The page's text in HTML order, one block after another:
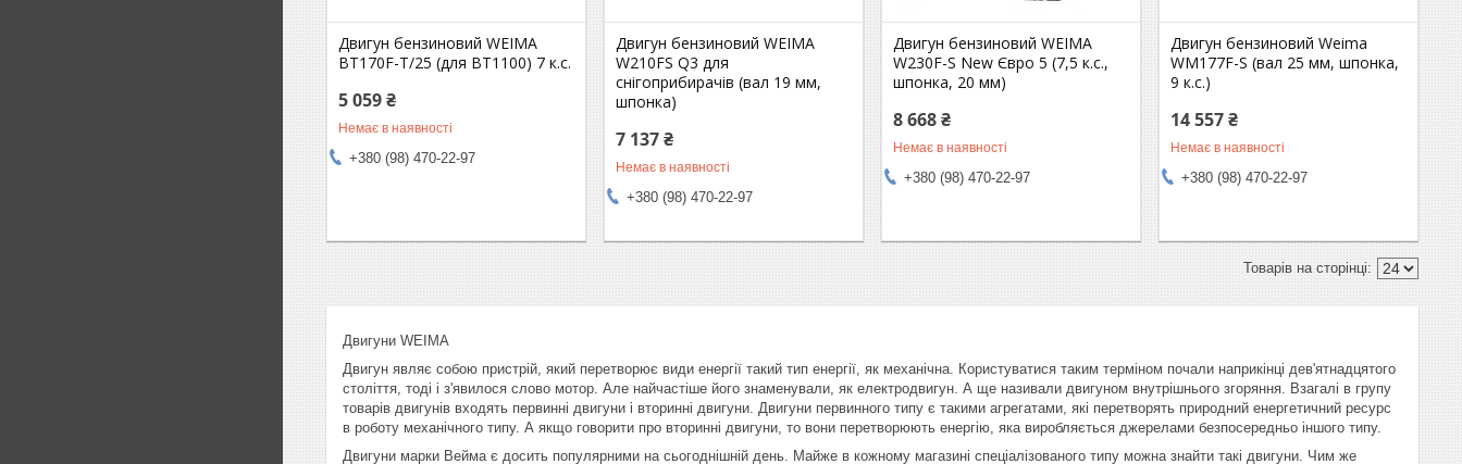
Двигун бензиновий WEIMA
BT170F-Т/25 (для BT1100) 7 к.с.
5 059 ₴
Немає в наявності
+380 (98) 470-22-97
Двигун бензиновий WEIMA
W210FS Q3 для
снігоприбирачів (вал 19 мм,
шпонка)
7 137 ₴
Немає в наявності
+380 (98) 470-22-97
Двигун бензиновий WEIMA
W230F-S New Євро 5 (7,5 к.с.,
шпонка, 20 мм)
8 668 ₴
Немає в наявності
+380 (98) 470-22-97
Двигун бензиновий Weima
WM177F-S (вал 25 мм, шпонка,
9 к.с.)
14 557 ₴
Немає в наявності
+380 (98) 470-22-97
Двигуни WEIMA
Двигун являє собою пристрій, який перетворює види енергії такий тип енергії, як механічна. Користуватися таким терміном почали наприкінці дев'ятнадцятого
століття, тоді і з'явилося слово мотор. Але найчастіше його знаменували, як електродвигун. А ще називали двигуном внутрішнього згоряння. Взагалі в групу
товарів двигунів входять первинні двигуни і вторинні двигуни. Двигуни первинного типу є такими агрегатами, які перетворять природний енергетичний ресурс
в роботу механічного типу. А якщо говорити про вторинні двигуни, то вони перетворюють енергію, яка виробляється джерелами безпосередньо іншого типу.
Двигуни марки Вейма є досить популярними на сьогоднішній день. Майже в кожному магазині спеціалізованого типу можна знайти такі двигуни. Чим же